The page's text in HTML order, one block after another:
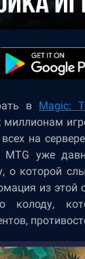
в Magic:
миллионам
на
уже
о которой
из этой
колоду,